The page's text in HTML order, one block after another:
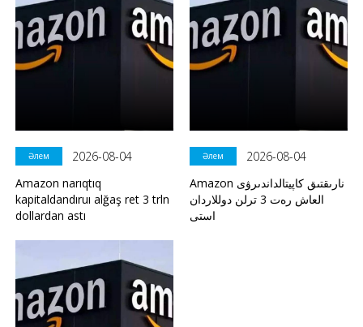
Әлем
2026-08-04
Amazon narıqtıq
kapitaldandıruı alğaş ret 3 trln
dollardan astı
Әлем
2026-08-04
Amazon نارىقتىق كاپيتالداندىرۋى
العاش رەت 3 ترلن دوللاردان
استى